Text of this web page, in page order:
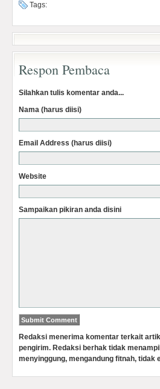
Tags:
Respon Pembaca
Silahkan tulis komentar anda...
Nama (harus diisi)
Email Address (harus diisi)
Website
Sampaikan pikiran anda disini
Redaksi menerima komentar terkait
pengirim. Redaksi berhak tidak
menyinggung, mengandung fitnah, tidak